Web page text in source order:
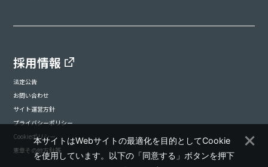
採用情報
法定公告
お問い合わせ
サイト運営方針
プライバシーポリシー
Cookieポリシー
憲章その他方針等
本サイトはWebサイトの最適化を目的としてCookie
を使用しています。以下の「同意する」ボタンを押下